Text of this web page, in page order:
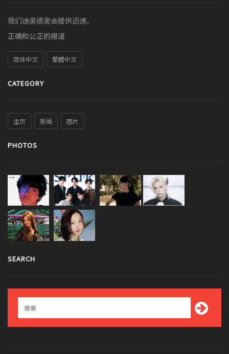
我们迪奥德奥会提供迅速、
正确和公正的报道
简体中文 繁體中文
CATEGORY
主页 新闻 图片
PHOTOS
SEARCH